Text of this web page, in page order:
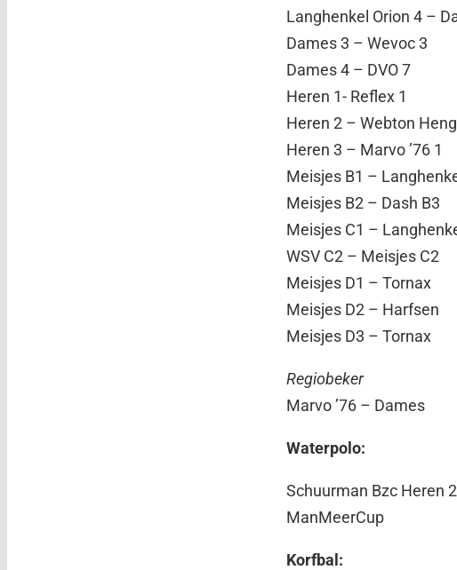
Langhenkel Orion 4
Dames 3 –
Dames 4 –
Heren 1-
Heren 2 – Webton
Heren 3 –
Meisjes B1 –
Meisjes B2 –
Meisjes C1 –
WSV C2 –
Meisjes D1 –
Meisjes D2 –
Meisjes D3 –
Regiobeker
Marvo ’76 –
Waterpolo:
Schuurman Bzc Heren
ManMeerCup
Korfbal: